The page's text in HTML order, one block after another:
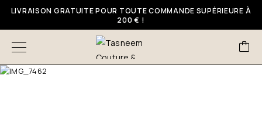
LIVRAISON GRATUITE POUR TOUTE COMMANDE SUPÉRIEURE À
200 € !